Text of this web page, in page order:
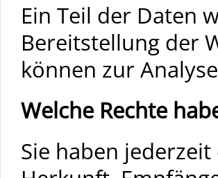
Ein Teil der Daten
Bereitstellung der
können zur
Welche Rechte
Sie haben